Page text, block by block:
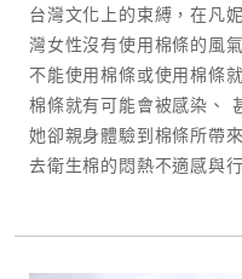
台灣文化上的束縛，在凡
灣女性沒有使用棉條的風
不能使用棉條或使用棉條
棉條就有可能會被感染、
她卻親身體驗到棉條所帶
去衛生棉的悶熱不適感與